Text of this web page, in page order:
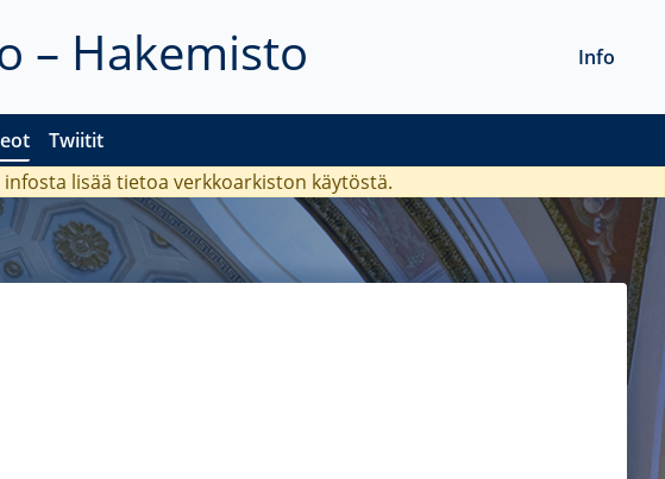
– Hakemisto
Twiitit
Info
infosta lisää tietoa verkkoarkiston käytöstä.